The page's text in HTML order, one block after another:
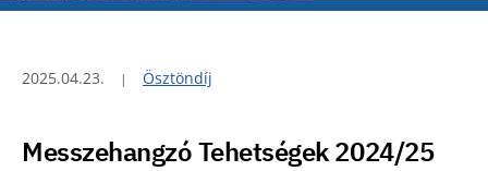
2025.04.23. Ösztöndíj
Messzehangzó Tehetségek 2024/25